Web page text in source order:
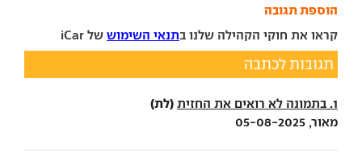
הוספת תגובה
קראו את חוקי הקהילה שלנו בתנאי השימוש של iCar
תגובות לכתבה
1. בתמונה לא רואים את החזית (לת)
מאור, 05-08-2025